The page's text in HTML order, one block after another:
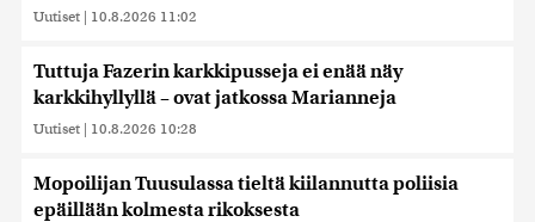
Uutiset | 10.8.2026 11:02
Tuttuja Fazerin karkkipusseja ei enää näy
karkkihyllyllä – ovat jatkossa Marianneja
Uutiset | 10.8.2026 10:28
Mopoilijan Tuusulassa tieltä kiilannutta poliisia
epäillään kolmesta rikoksesta